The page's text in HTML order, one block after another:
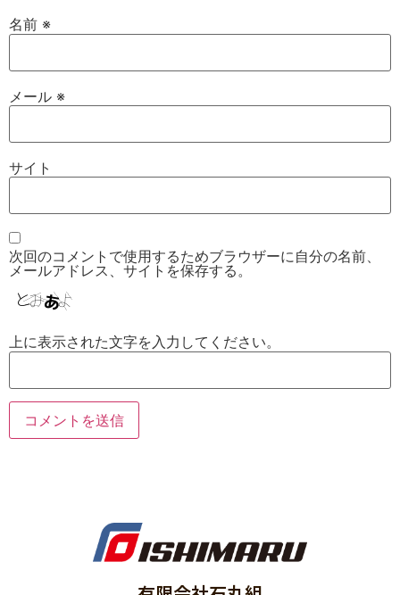
名前 ※
メール ※
サイト
次回のコメントで使用するためブラウザーに自分の名前、
メールアドレス、サイトを保存する。
上に表示された文字を入力してください。